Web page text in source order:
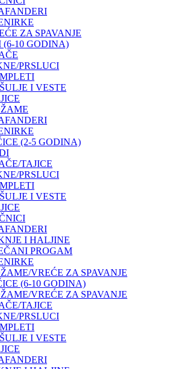
ZA SPAVANJE
(6-10 GODINA)
PRSLUCI
I VESTE
(2-5 GODINA)
TAJICE
PRSLUCI
I VESTE
I HALJINE
PROGAM
VREĆE ZA SPAVANJE
(6-10 GODINA)
VREĆE ZA SPAVANJE
TAJICE
PRSLUCI
I VESTE